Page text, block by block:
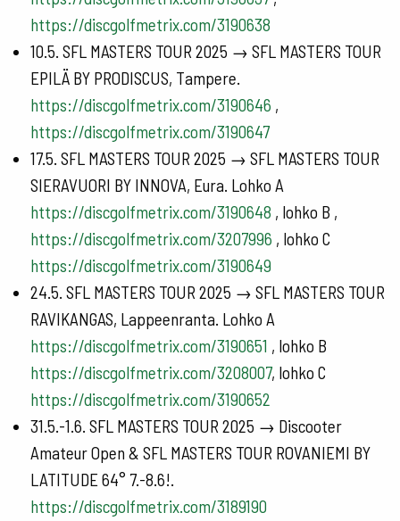
https://discgolfmetrix.com/3190638
10.5. SFL MASTERS TOUR 2025 → SFL MASTERS TOUR
EPILÄ BY PRODISCUS, Tampere.
https://discgolfmetrix.com/3190646 ,
https://discgolfmetrix.com/3190647
17.5. SFL MASTERS TOUR 2025 → SFL MASTERS TOUR
SIERAVUORI BY INNOVA, Eura. Lohko A
https://discgolfmetrix.com/3190648 , lohko B ,
https://discgolfmetrix.com/3207996 , lohko C
https://discgolfmetrix.com/3190649
24.5. SFL MASTERS TOUR 2025 → SFL MASTERS TOUR
RAVIKANGAS, Lappeenranta. Lohko A
https://discgolfmetrix.com/3190651 , lohko B
https://discgolfmetrix.com/3208007, lohko C
https://discgolfmetrix.com/3190652
31.5.-1.6. SFL MASTERS TOUR 2025 → Discooter
Amateur Open & SFL MASTERS TOUR ROVANIEMI BY
LATITUDE 64° 7.-8.6!.
https://discgolfmetrix.com/3189190